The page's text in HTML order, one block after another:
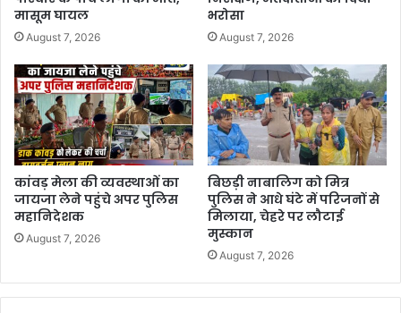
मासूम घायल
August 7, 2026
भरोसा
August 7, 2026
कांवड़ मेला की व्यवस्थाओं का
जायजा लेने पहुंचे अपर पुलिस
महानिदेशक
August 7, 2026
बिछड़ी नाबालिग को मित्र
पुलिस ने आधे घंटे में परिजनों से
मिलाया, चेहरे पर लौटाई
मुस्कान
August 7, 2026